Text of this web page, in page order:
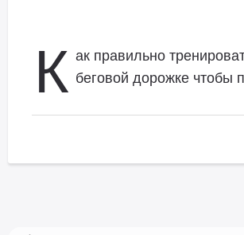
К ак правильно
беговой дорожке чтобы